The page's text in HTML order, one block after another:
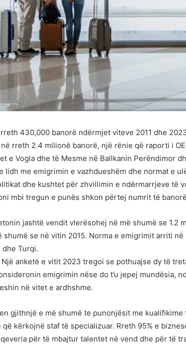
430,000 banorë ndërmjet viteve 2011 dhe
rreth 2.4 milionë banorë, një rënie që raporti i
e Vogla dhe të Mesme në Ballkanin Perëndimor
lidh me emigrimin e vazhdueshëm dhe normat e
dhe kushtet për zhvillimin e ndërmarrjeve të
mbi tregun e punës shkon përtej numrit të
jashtë vendit vlerësohej në më shumë se 1.2
se në vitin 2015. Norma e emigrimit arriti në
dhe Turqi.
anketë e vitit 2023 tregoi se pothuajse dy të
emigrimin nëse do t’u jepej mundësia,
në vitet e ardhshme.
gjithnjë e më shumë te punonjësit me
kërkojnë staf të specializuar. Rreth 95% e
për të mbajtur talentet në vend dhe për të